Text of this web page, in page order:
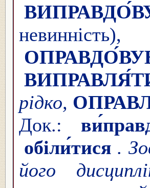
рідко,
Док.:
обіли́тися .
його